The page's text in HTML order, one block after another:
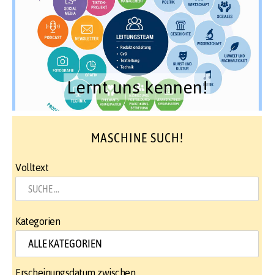
Lernt uns kennen!
MASCHINE SUCH!
Volltext
Kategorien